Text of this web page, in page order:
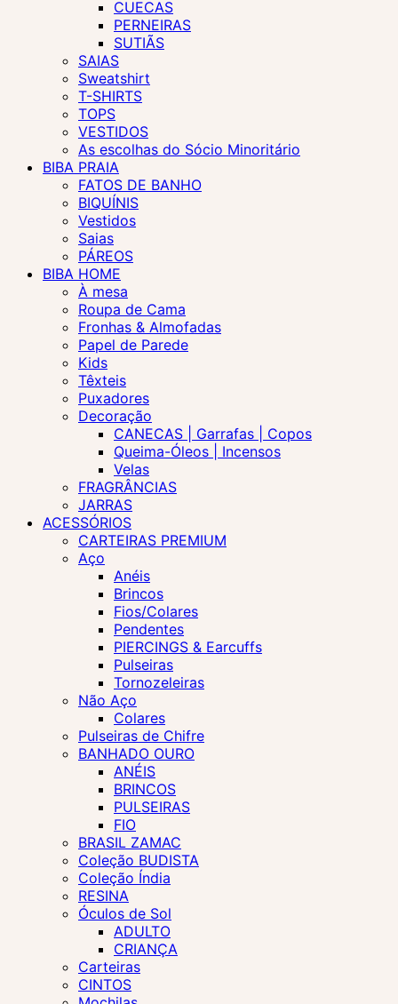
CUECAS
PERNEIRAS
SUTIÃS
SAIAS
Sweatshirt
T-SHIRTS
TOPS
VESTIDOS
As escolhas do Sócio Minoritário
BIBA PRAIA
FATOS DE BANHO
BIQUÍNIS
Vestidos
Saias
PÁREOS
BIBA HOME
À mesa
Roupa de Cama
Fronhas & Almofadas
Papel de Parede
Kids
Têxteis
Puxadores
Decoração
CANECAS | Garrafas | Copos
Queima-Óleos | Incensos
Velas
FRAGRÂNCIAS
JARRAS
ACESSÓRIOS
CARTEIRAS PREMIUM
Aço
Anéis
Brincos
Fios/Colares
Pendentes
PIERCINGS & Earcuffs
Pulseiras
Tornozeleiras
Não Aço
Colares
Pulseiras de Chifre
BANHADO OURO
ANÉIS
BRINCOS
PULSEIRAS
FIO
BRASIL ZAMAC
Coleção BUDISTA
Coleção Índia
RESINA
Óculos de Sol
ADULTO
CRIANÇA
Carteiras
CINTOS